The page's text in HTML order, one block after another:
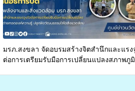
มรภ.สงขลา จัดอบรมสร้างจิตสำนึกและแรง
ต่อการเตรียมรับมือการเปลี่ยนแปลงสภาพภูมิ